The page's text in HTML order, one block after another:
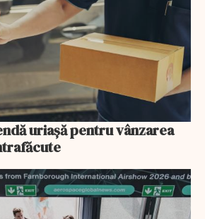
uriaşă pentru vânzarea